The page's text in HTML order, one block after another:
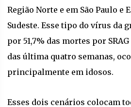
Região Norte e em São Paulo e
Sudeste. Esse tipo do vírus da
por 51,7% das mortes por
das última quatro semanas,
principalmente em idosos.
Esses dois cenários colocam